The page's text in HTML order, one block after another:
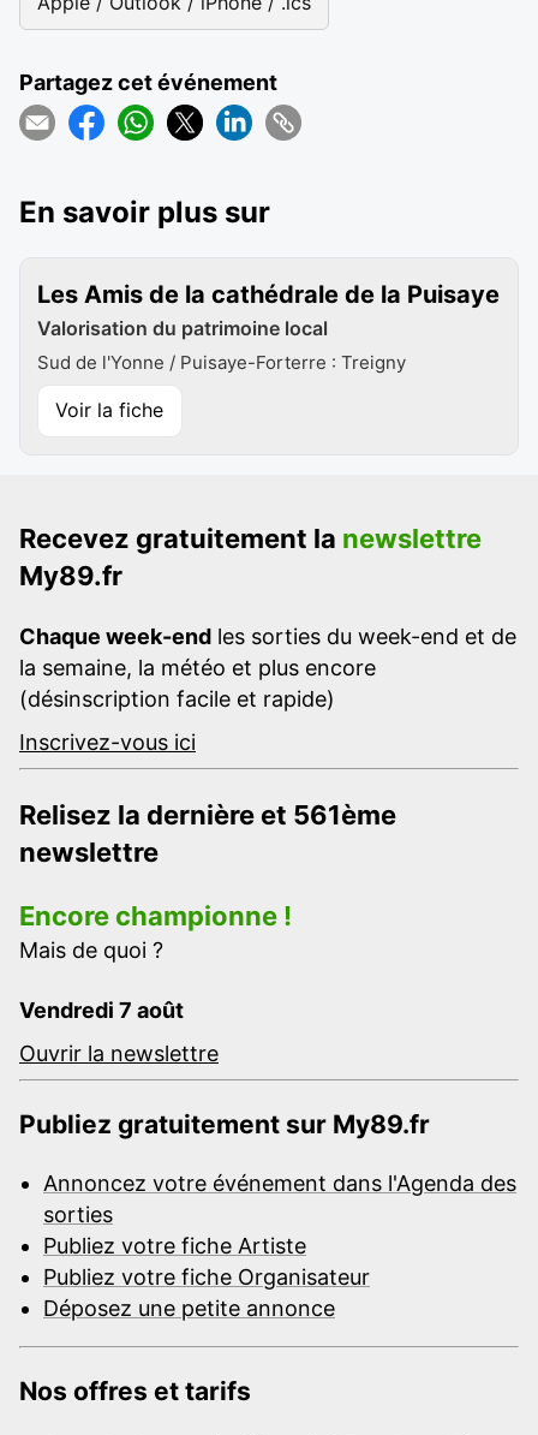
Partagez cet événement
En savoir plus sur
Les Amis de la cathédrale de la Puisaye
Valorisation du patrimoine local
Sud de l'Yonne / Puisaye-Forterre : Treigny
Voir la fiche
Recevez gratuitement la newslettre
My89.fr
Chaque week-end les sorties du week-end et de
la semaine, la météo et plus encore
(désinscription facile et rapide)
Inscrivez-vous ici
Relisez la dernière et 561ème
newslettre
Encore championne !
Mais de quoi ?
Vendredi 7 août
Ouvrir la newslettre
Publiez gratuitement sur My89.fr
Annoncez votre événement dans l'Agenda des
sorties
Publiez votre fiche Artiste
Publiez votre fiche Organisateur
Déposez une petite annonce
Nos offres et tarifs